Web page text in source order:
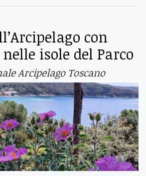
con
isole del Parco
Arcipelago Toscano